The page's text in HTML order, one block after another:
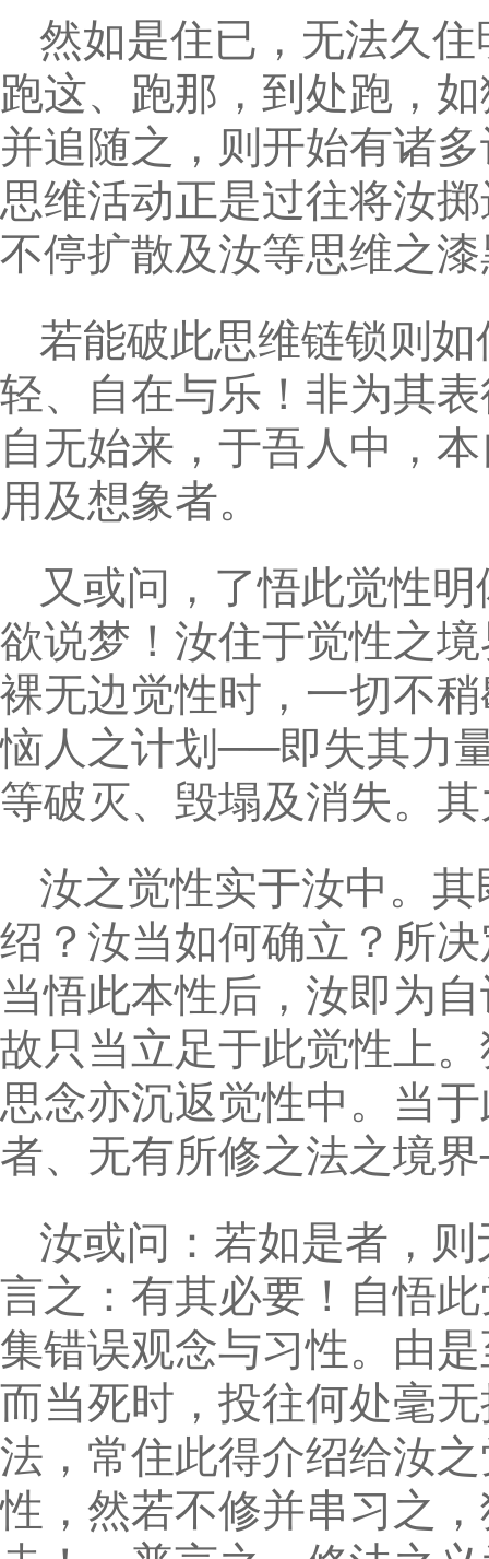
然如是住已，无法久
跑这、跑那，到处跑，
并追随之，则开始有诸
思维活动正是过往将汝
不停扩散及汝等思维之
若能破此思维链锁则
轻、自在与乐！非为其
自无始来，于吾人中，
用及想象者。
又或问，了悟此觉性
欲说梦！汝住于觉性之
裸无边觉性时，一切不
恼人之计划──即失其力
等破灭、毁塌及消失。
汝之觉性实于汝中。
绍？汝当如何确立？所
当悟此本性后，汝即为
故只当立足于此觉性上
思念亦沉返觉性中。当
者、无有所修之法之境
汝或问：若如是者，
言之：有其必要！自悟
集错误观念与习性。由
而当死时，投往何处毫
法，常住此得介绍给汝
性，然若不修并串习之